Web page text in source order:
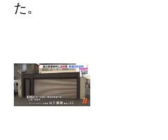
た。